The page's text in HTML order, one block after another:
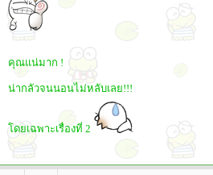
คุณแน่มาก !
น่ากลัวจนนอนไม่หลับเลย!!!
โดยเฉพาะเรื่องที่ 2